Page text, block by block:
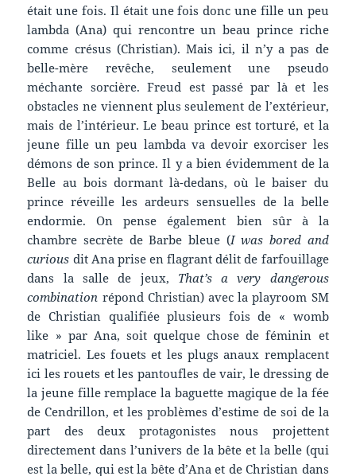
était une fois. Il était une fois donc une fille un peu
lambda (Ana) qui rencontre un beau prince riche
comme crésus (Christian). Mais ici, il n’y a pas de
belle-mère revêche, seulement une pseudo
méchante sorcière. Freud est passé par là et les
obstacles ne viennent plus seulement de l’extérieur,
mais de l’intérieur. Le beau prince est torturé, et la
jeune fille un peu lambda va devoir exorciser les
démons de son prince. Il y a bien évidemment de la
Belle au bois dormant là-dedans, où le baiser du
prince réveille les ardeurs sensuelles de la belle
endormie. On pense également bien sûr à la
chambre secrète de Barbe bleue (I was bored and
curious dit Ana prise en flagrant délit de farfouillage
dans la salle de jeux, That’s a very dangerous
combination répond Christian) avec la playroom SM
de Christian qualifiée plusieurs fois de « womb
like » par Ana, soit quelque chose de féminin et
matriciel. Les fouets et les plugs anaux remplacent
ici les rouets et les pantoufles de vair, le dressing de
la jeune fille remplace la baguette magique de la fée
de Cendrillon, et les problèmes d’estime de soi de la
part des deux protagonistes nous projettent
directement dans l’univers de la bête et la belle (qui
est la belle, qui est la bête d’Ana et de Christian dans